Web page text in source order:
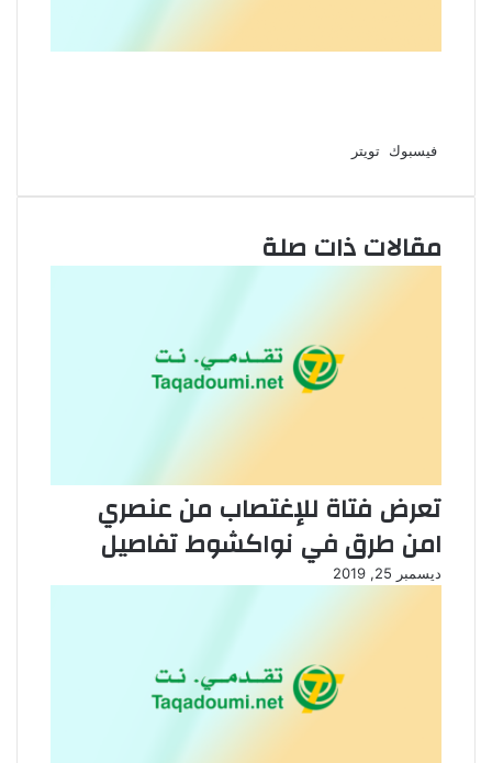
فيسبوك تويتر
البريد
مقالات ذات صلة
تعرض فتاة للإغتصاب من عنصري
امن طرق في نواكشوط تفاصيل
ديسمبر 25, 2019